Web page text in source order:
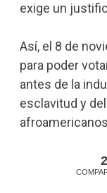
exige un
Así, el 8 de
para poder
antes de la
esclavitud y
2